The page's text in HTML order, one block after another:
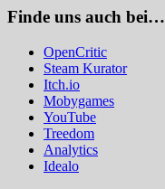
Finde uns auch bei…
OpenCritic
Steam Kurator
Itch.io
Mobygames
YouTube
Treedom
Analytics
Idealo